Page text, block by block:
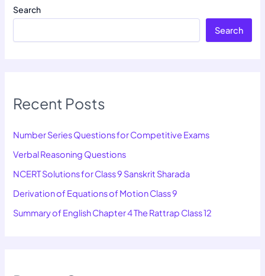
Search
Search
Recent Posts
Number Series Questions for Competitive Exams
Verbal Reasoning Questions
NCERT Solutions for Class 9 Sanskrit Sharada
Derivation of Equations of Motion Class 9
Summary of English Chapter 4 The Rattrap Class 12